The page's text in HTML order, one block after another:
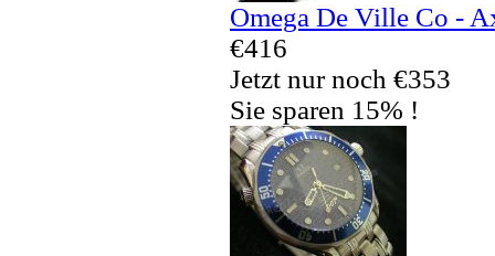
Omega De Ville Co -
€416
Jetzt nur noch €353
Sie sparen 15% !